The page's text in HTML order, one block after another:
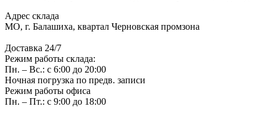
Адрес склада
МО, г. Балашиха, квартал Черновская промзона
Доставка 24/7
Режим работы склада:
Пн. – Вс.: с 6:00 до 20:00
Ночная погрузка по предв. записи
Режим работы офиса
Пн. – Пт.: с 9:00 до 18:00